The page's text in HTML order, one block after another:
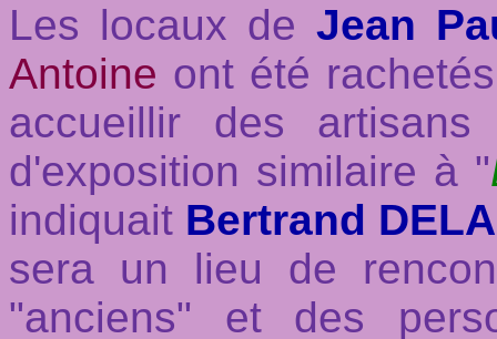
Les locaux de Jean
Antoine ont été
accueillir des
d'exposition similaire à "
indiquait Bertrand
sera un lieu de
"anciens" et des